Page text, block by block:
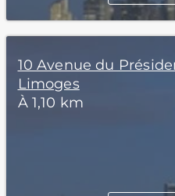
10 Avenue du
Limoges
À 1,10 km